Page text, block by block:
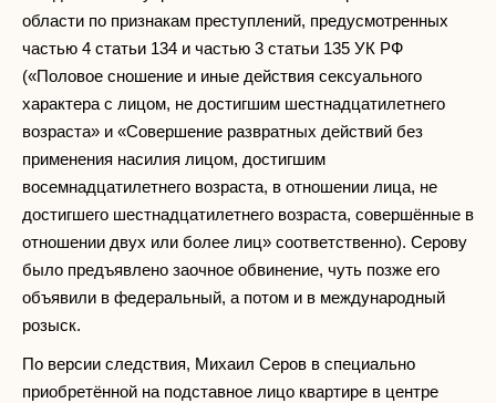
области по признакам преступлений, предусмотренных
частью 4 статьи 134 и частью 3 статьи 135 УК РФ
(«Половое сношение и иные действия сексуального
характера с лицом, не достигшим шестнадцатилетнего
возраста» и «Совершение развратных действий без
применения насилия лицом, достигшим
восемнадцатилетнего возраста, в отношении лица, не
достигшего шестнадцатилетнего возраста, совершённые в
отношении двух или более лиц» соответственно). Серову
было предъявлено заочное обвинение, чуть позже его
объявили в федеральный, а потом и в международный
розыск.
По версии следствия, Михаил Серов в специально
приобретённой на подставное лицо квартире в центре